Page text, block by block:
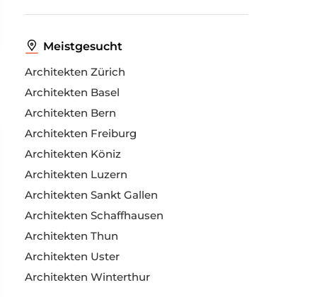
Meistgesucht
Architekten Zürich
Architekten Basel
Architekten Bern
Architekten Freiburg
Architekten Köniz
Architekten Luzern
Architekten Sankt Gallen
Architekten Schaffhausen
Architekten Thun
Architekten Uster
Architekten Winterthur